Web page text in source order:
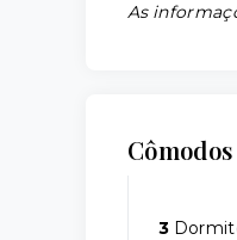
As
Cômodos
3